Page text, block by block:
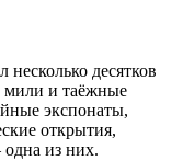
десятков
мили и таёжные
экспонаты,
открытия,
из них.